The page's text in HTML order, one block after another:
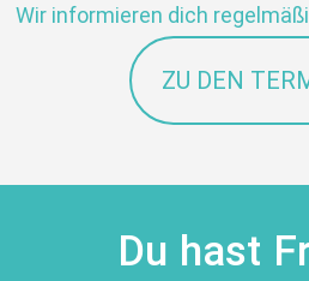
Wir informieren dich
ZU DEN
Du hast